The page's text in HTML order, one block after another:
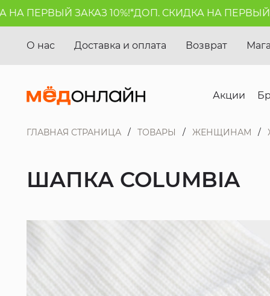
ПЕРВЫЙ ЗАКАЗ 10%!*ДОП. СКИДКА НА ПЕРВЫЙ
О нас Доставка и оплата Возврат
Акции
ГЛАВНАЯ СТРАНИЦА ТОВАРЫ ЖЕНЩИНАМ
ШАПКА COLUMBIA